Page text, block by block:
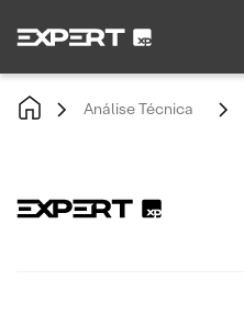
Análise Técnica